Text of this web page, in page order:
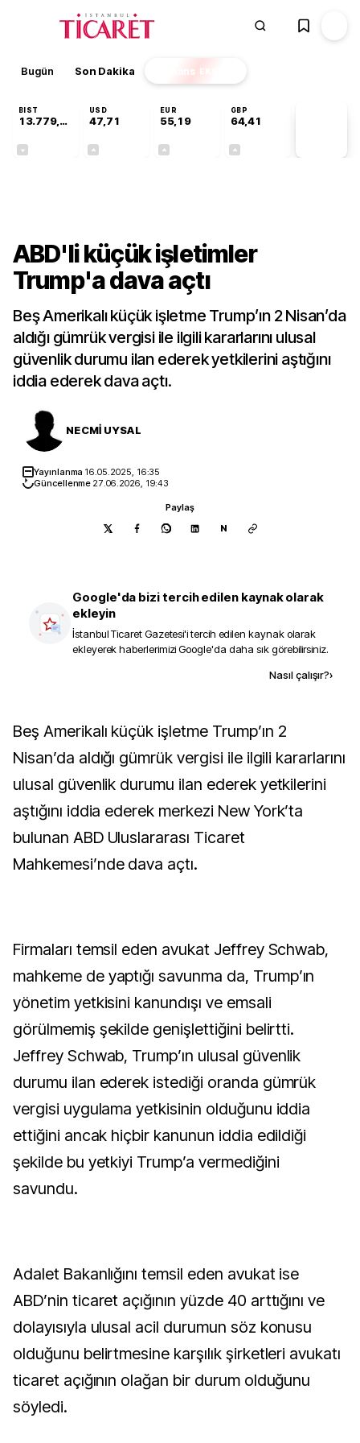
Bugün Son Dakika Finans EKSTRA
BIST
13.779,39
USD
47,71
EUR
55,19
GBP
64,41
ABD'li küçük işletimler
Trump'a dava açtı
Beş Amerikalı küçük işletme Trump’ın 2 Nisan’da
aldığı gümrük vergisi ile ilgili kararlarını ulusal
güvenlik durumu ilan ederek yetkilerini aştığını
iddia ederek dava açtı.
NECMİ UYSAL
Yayınlanma 16.05.2025, 16:35
Güncellenme 27.06.2026, 19:43
Paylaş
N
Google'da bizi tercih edilen kaynak olarak
ekleyin
İstanbul Ticaret Gazetesi'i tercih edilen kaynak olarak
ekleyerek haberlerimizi Google'da daha sık görebilirsiniz.
Nasıl çalışır?›
Beş Amerikalı küçük işletme Trump’ın 2
Nisan’da aldığı gümrük vergisi ile ilgili kararlarını
ulusal güvenlik durumu ilan ederek yetkilerini
aştığını iddia ederek merkezi New York’ta
bulunan ABD Uluslararası Ticaret
Mahkemesi’nde dava açtı.
Firmaları temsil eden avukat Jeffrey Schwab,
mahkeme de yaptığı savunma da, Trump’ın
yönetim yetkisini kanundışı ve emsali
görülmemiş şekilde genişlettiğini belirtti.
Jeffrey Schwab, Trump’ın ulusal güvenlik
durumu ilan ederek istediği oranda gümrük
vergisi uygulama yetkisinin olduğunu iddia
ettiğini ancak hiçbir kanunun iddia edildiği
şekilde bu yetkiyi Trump’a vermediğini
savundu.
Adalet Bakanlığını temsil eden avukat ise
ABD’nin ticaret açığının yüzde 40 arttığını ve
dolayısıyla ulusal acil durumun söz konusu
olduğunu belirtmesine karşılık şirketleri avukatı
ticaret açığının olağan bir durum olduğunu
söyledi.